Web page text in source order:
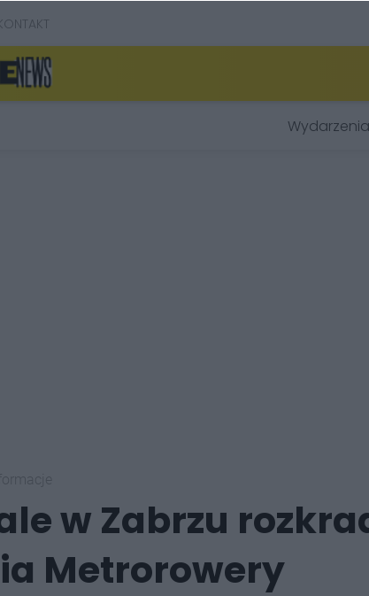
Wydarzenia
w Zabrzu
Metrorowery